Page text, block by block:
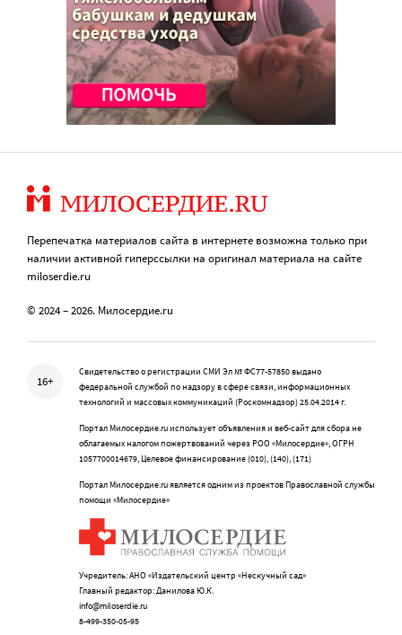
Перепечатка материалов сайта в интернете возможна только при
наличии активной гиперссылки на оригинал материала на сайте
miloserdie.ru
© 2024 – 2026. Милосердие.ru
16+
Свидетельство о регистрации СМИ Эл № ФС77-57850 выдано
федеральной службой по надзору в сфере связи, информационных
технологий и массовых коммуникаций (Роскомнадзор) 25.04.2014 г.
Портал Милосердие.ru использует объявления и веб-сайт для сбора не
облагаемых налогом пожертвований через РОО «Милосердие», ОГРН
1057700014679, Целевое финансирование (010), (140), (171)
Портал Милосердие.ru является одним из проектов Православной службы
помощи «Милосердие»
Учредитель: АНО «Издательский центр «Нескучный сад»
Главный редактор: Данилова Ю.К.
info@miloserdie.ru
8-499-350-05-95